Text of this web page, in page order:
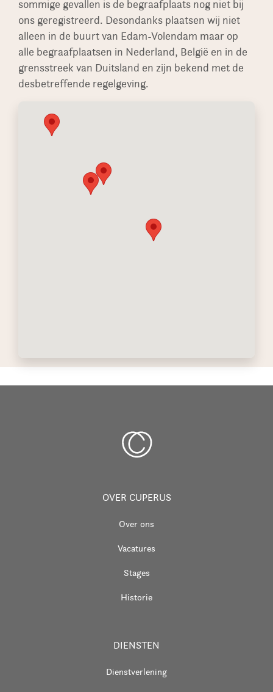
sommige gevallen is de begraafplaats nog niet bij
ons geregistreerd. Desondanks plaatsen wij niet
alleen in de buurt van Edam-Volendam maar op
alle begraafplaatsen in Nederland, België en in de
grensstreek van Duitsland en zijn bekend met de
desbetreffende regelgeving.
OVER CUPERUS
Over ons
Vacatures
Stages
Historie
DIENSTEN
Dienstverlening